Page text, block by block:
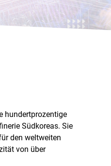
hundertprozentige
Südkoreas. Sie
den weltweiten
von über